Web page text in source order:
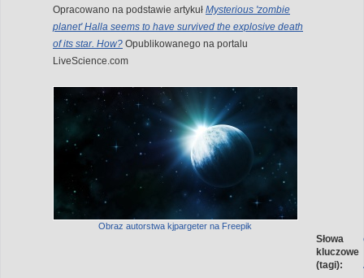
Opracowano na podstawie artykuł Mysterious 'zombie
planet' Halla seems to have survived the explosive death
of its star. How? Opublikowanego na portalu
LiveScience.com
Obraz autorstwa kjpargeter na Freepik
Słowa
kluczowe
(tagi):